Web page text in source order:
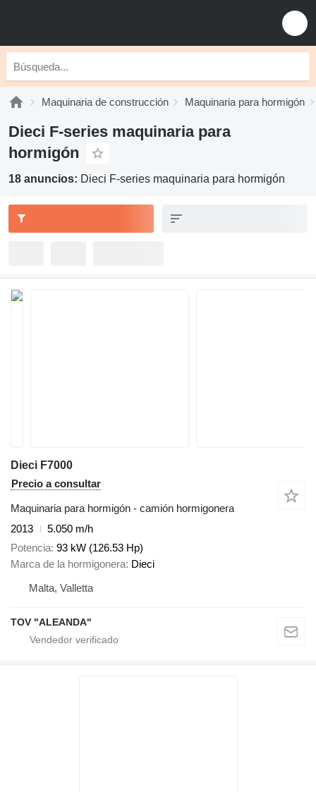
Maquinaria de construcción Maquinaria para hormigón
Dieci F-series maquinaria para
hormigón
18 anuncios: Dieci F-series maquinaria para hormigón
Dieci F7000
Precio a consultar
Maquinaria para hormigón - camión hormigonera
2013
5.050 m/h
Potencia 93 kW (126.53 Hp)
Marca de la hormigonera Dieci
Malta, Valletta
TOV "ALEANDA"